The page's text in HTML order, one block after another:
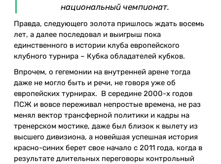
национальный чемпионат.
Правда, следующего золота пришлось ждать восемь
лет, а далее последовал и выигрыш пока
единственного в истории клуба европейского
клубного турнира – Кубка обладателей кубков.
Впрочем, о гегемонии на внутренней арене тогда
даже не могло быть и речи, не говоря уже об
европейских турнирах. В середине 2000-х годов
ПСЖ и вовсе переживал непростые времена, не раз
менял вектор трансферной политики и кадры на
тренерском мостике, даже был близок к вылету из
высшего дивизиона, а новейшая успешная история
красно-синих берет свое начало с 2011 года, когда в
результате длительных переговоры контрольный